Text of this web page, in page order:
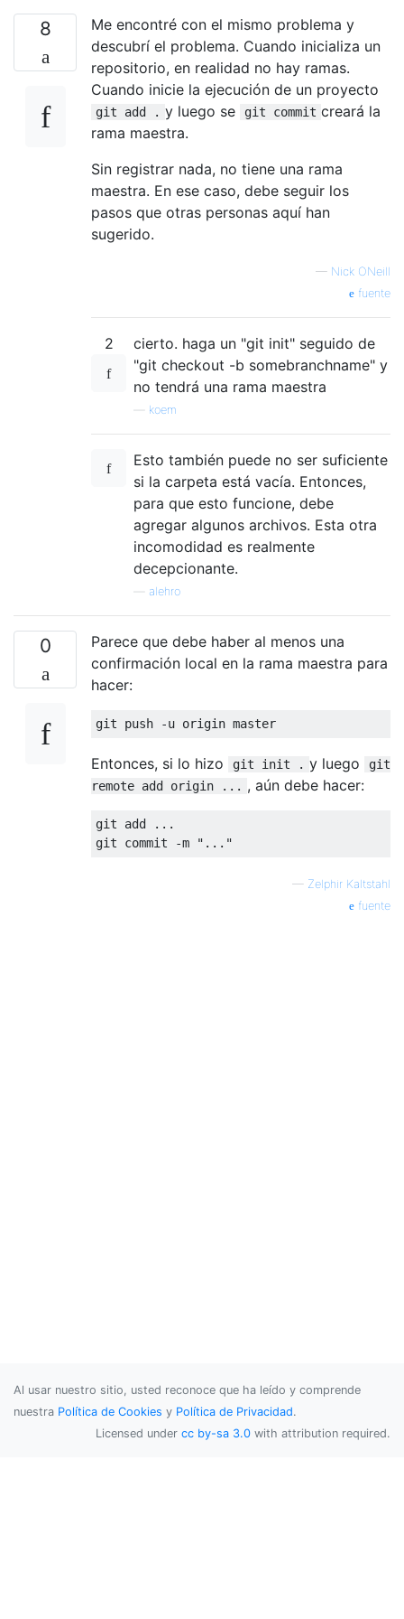
8
Me encontré con el mismo problema y
descubrí el problema. Cuando inicializa un
repositorio, en realidad no hay ramas.
Cuando inicie la ejecución de un proyecto
git add . y luego se git commit creará la
rama maestra.
Sin registrar nada, no tiene una rama
maestra. En ese caso, debe seguir los
pasos que otras personas aquí han
sugerido.
— Nick ONeill
fuente
2
cierto. haga un "git init" seguido de
"git checkout -b somebranchname" y
no tendrá una rama maestra
koem
Esto también puede no ser suficiente
si la carpeta está vacía. Entonces,
para que esto funcione, debe
agregar algunos archivos. Esta otra
incomodidad es realmente
decepcionante.
alehro
0
Parece que debe haber al menos una
confirmación local en la rama maestra para
hacer:
Entonces, si lo hizo git init . y luego
git
remote add origin ... , aún debe hacer:
git add ...
— Zelphir Kaltstahl
fuente
Al usar nuestro sitio, usted reconoce que ha leído y comprende
nuestra Política de Cookies y Política de Privacidad.
Licensed under cc by-sa 3.0 with attribution required.